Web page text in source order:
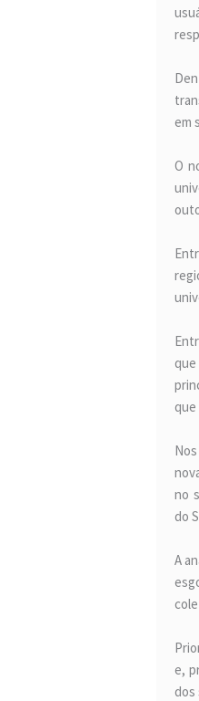
em
O
que
que
no
do
A
e,
dos